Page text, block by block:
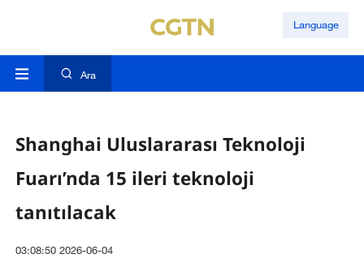
Language
Ara
Shanghai Uluslararası Teknoloji
Fuarı’nda 15 ileri teknoloji
tanıtılacak
03:08:50 2026-06-04